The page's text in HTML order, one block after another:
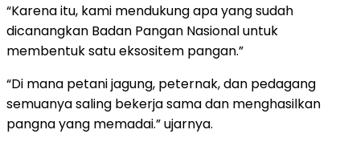
“Karena itu, kami mendukung apa yang sudah
dicanangkan Badan Pangan Nasional untuk
membentuk satu eksositem pangan.”
“Di mana petani jagung, peternak, dan pedagang
semuanya saling bekerja sama dan menghasilkan
pangna yang memadai.” ujarnya.